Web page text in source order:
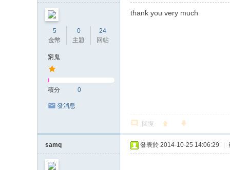
5
金幣
0
主題
24
回帖
窮鬼
積分 0
發消息
thank you very much
回復
samq 發表於 2014-10-25 14:06:29